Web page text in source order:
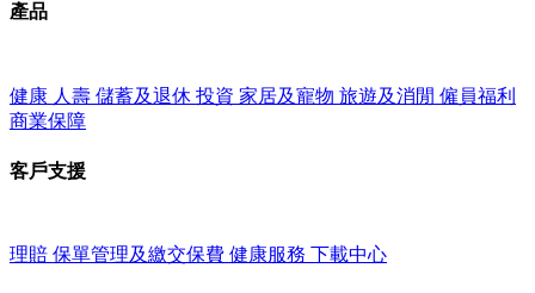
產品
健康 人壽 儲蓄及退休 投資 家居及寵物 旅遊及消閒 僱員福利
商業保障
客戶支援
理賠 保單管理及繳交保費 健康服務 下載中心